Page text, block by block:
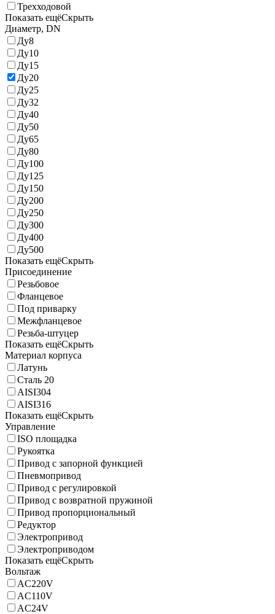
Трехходовой
Показать ещёСкрыть
Диаметр, DN
Ду8
Ду10
Ду15
Ду20
Ду25
Ду32
Ду40
Ду50
Ду65
Ду80
Ду100
Ду125
Ду150
Ду200
Ду250
Ду300
Ду400
Ду500
Показать ещёСкрыть
Присоединение
Резьбовое
Фланцевое
Под приварку
Межфланцевое
Резьба-штуцер
Показать ещёСкрыть
Материал корпуса
Латунь
Сталь 20
AISI304
AISI316
Показать ещёСкрыть
Управление
ISO площадка
Рукоятка
Привод с запорной функцией
Пневмопривод
Привод с регулировкой
Привод с возвратной пружиной
Привод пропорциональный
Редуктор
Электропривод
Электроприводом
Показать ещёСкрыть
Вольтаж
AC220V
AC110V
AC24V